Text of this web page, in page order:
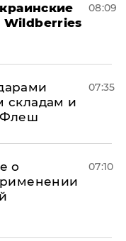
Wildberries
08:09
складам и
Флеш
07:35
о
07:10